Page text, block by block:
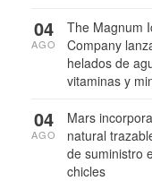
The Magnum
Company
helados de
vitaminas y
04
AGO
Mars
natural
de suministro
chicles
04
AGO